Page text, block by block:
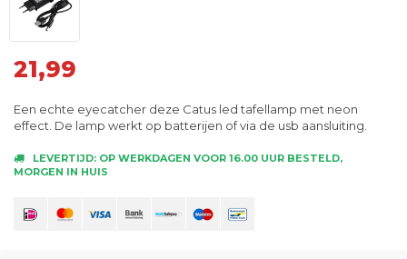
21,99
Een echte eyecatcher deze Catus led tafellamp met neon
effect. De lamp werkt op batterijen of via de usb aansluiting.
LEVERTIJD: OP WERKDAGEN VOOR 16.00 UUR BESTELD,
MORGEN IN HUIS